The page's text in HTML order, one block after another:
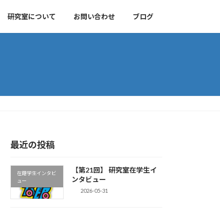
研究室について お問い合わせ ブログ
最近の投稿
在籍学生インタビ
ュー
【第21回】 研究室在学生イ
ンタビュー
2026-05-31